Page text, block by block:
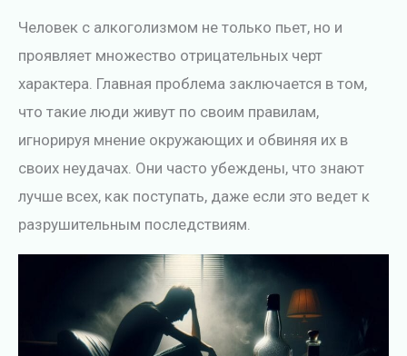
Человек с алкоголизмом не только пьет, но и
проявляет множество отрицательных черт
характера. Главная проблема заключается в том,
что такие люди живут по своим правилам,
игнорируя мнение окружающих и обвиняя их в
своих неудачах. Они часто убеждены, что знают
лучше всех, как поступать, даже если это ведет к
разрушительным последствиям.